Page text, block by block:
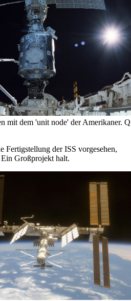
mit dem 'unit node' der Amerikaner.
Fertigstellung der ISS vorgesehen,
Großprojekt halt.